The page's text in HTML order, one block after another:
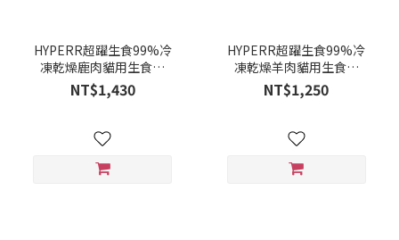
HYPERR超躍生食99%冷
凍乾燥鹿肉貓用生食餐
500G ( 4712961520843)
NT$1,430
HYPERR超躍生食99%冷
凍乾燥羊肉貓用生食餐
500G (4712961520836)
NT$1,250